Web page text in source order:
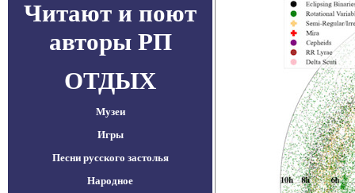
Читают и поют
авторы РП
ОТДЫХ
Музеи
Игры
Песни русского застолья
Народное